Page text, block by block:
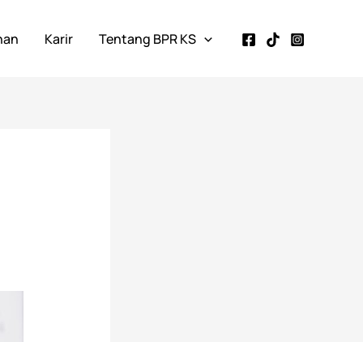
Karir Tentang BPR KS